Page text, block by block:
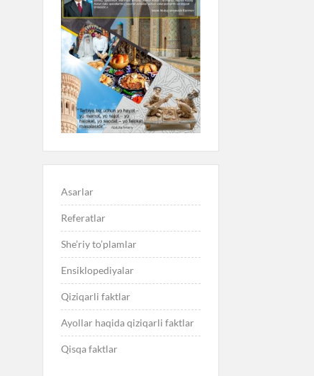
Asarlar
Referatlar
She’riy to’plamlar
Ensiklopediyalar
Qiziqarli faktlar
Ayollar haqida qiziqarli faktlar
Qisqa faktlar